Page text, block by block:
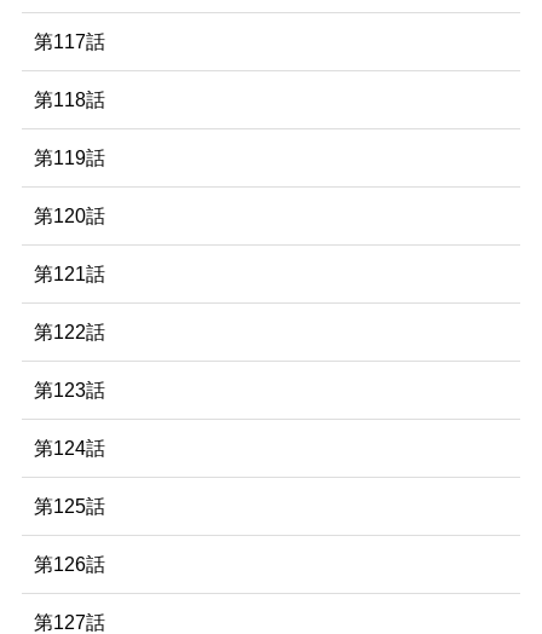
第117話
第118話
第119話
第120話
第121話
第122話
第123話
第124話
第125話
第126話
第127話